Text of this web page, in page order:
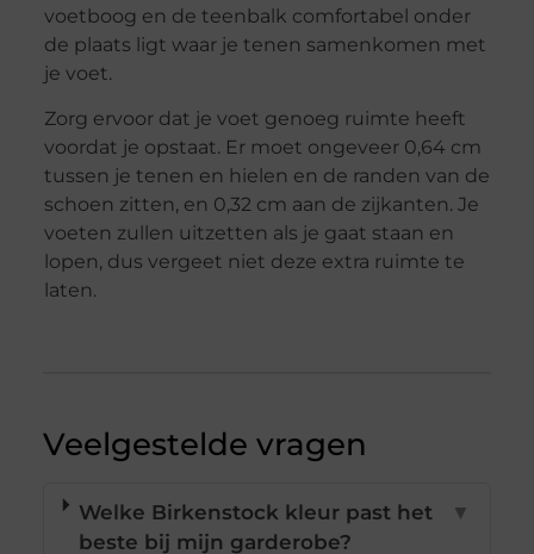
voetboog en de teenbalk comfortabel onder
de plaats ligt waar je tenen samenkomen met
je voet.
Zorg ervoor dat je voet genoeg ruimte heeft
voordat je opstaat. Er moet ongeveer 0,64 cm
tussen je tenen en hielen en de randen van de
schoen zitten, en 0,32 cm aan de zijkanten. Je
voeten zullen uitzetten als je gaat staan en
lopen, dus vergeet niet deze extra ruimte te
laten.
Veelgestelde vragen
Welke Birkenstock kleur past het
beste bij mijn garderobe?
▼